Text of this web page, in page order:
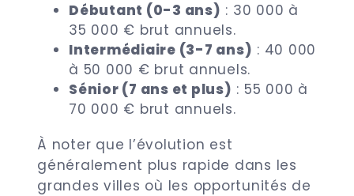
Débutant (0-3 ans) : 30 000 à
35 000 € brut annuels.
Intermédiaire (3-7 ans) : 40 000
à 50 000 € brut annuels.
Sénior (7 ans et plus) : 55 000 à
70 000 € brut annuels.
À noter que l’évolution est
généralement plus rapide dans les
grandes villes où les opportunités de